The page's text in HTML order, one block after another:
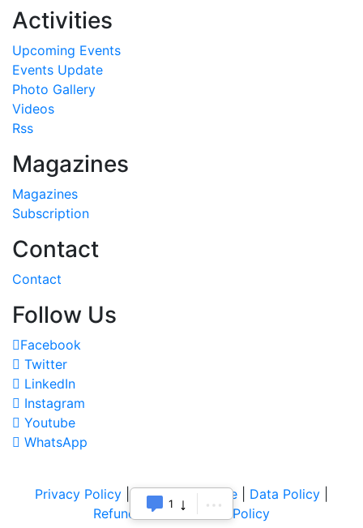
Activities
Upcoming Events
Events Update
Photo Gallery
Videos
Rss
Magazines
Magazines
Subscription
Contact
Contact
Follow Us
Facebook
Twitter
LinkedIn
Instagram
Youtube
WhatsApp
Privacy Policy |Terms of Service Data Policy
Refund & Cancellation Policy
1